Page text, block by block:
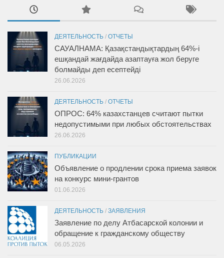
ДЕЯТЕЛЬНОСТЬ / ОТЧЕТЫ
САУАЛНАМА: Қазақстандықтардың 64%-і
ешқандай жағдайда азаптауға жол беруге
болмайды деп есептейді
26.06.2026
ДЕЯТЕЛЬНОСТЬ / ОТЧЕТЫ
ОПРОС: 64% казахстанцев считают пытки
недопустимыми при любых обстоятельствах
26.06.2026
ПУБЛИКАЦИИ
Объявление о продлении срока приема заявок
на конкурс мини-грантов
01.06.2026
ДЕЯТЕЛЬНОСТЬ / ЗАЯВЛЕНИЯ
Заявление по делу Атбасарской колонии и
обращение к гражданскому обществу
06.05.2026